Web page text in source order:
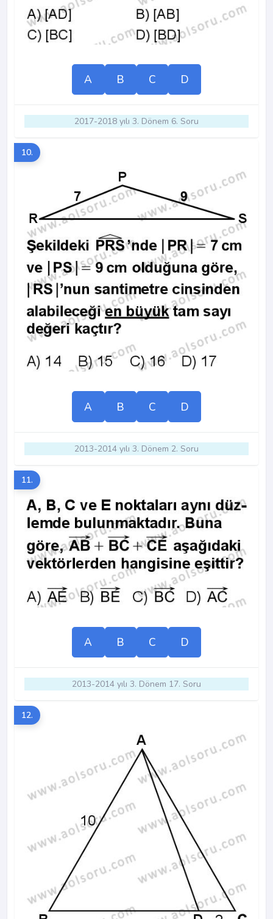
A B C D
2017-2018 yılı 3. Dönem 6. Soru
10.
A B C D
2013-2014 yılı 3. Dönem 2. Soru
11.
A B C D
2013-2014 yılı 3. Dönem 17. Soru
12.